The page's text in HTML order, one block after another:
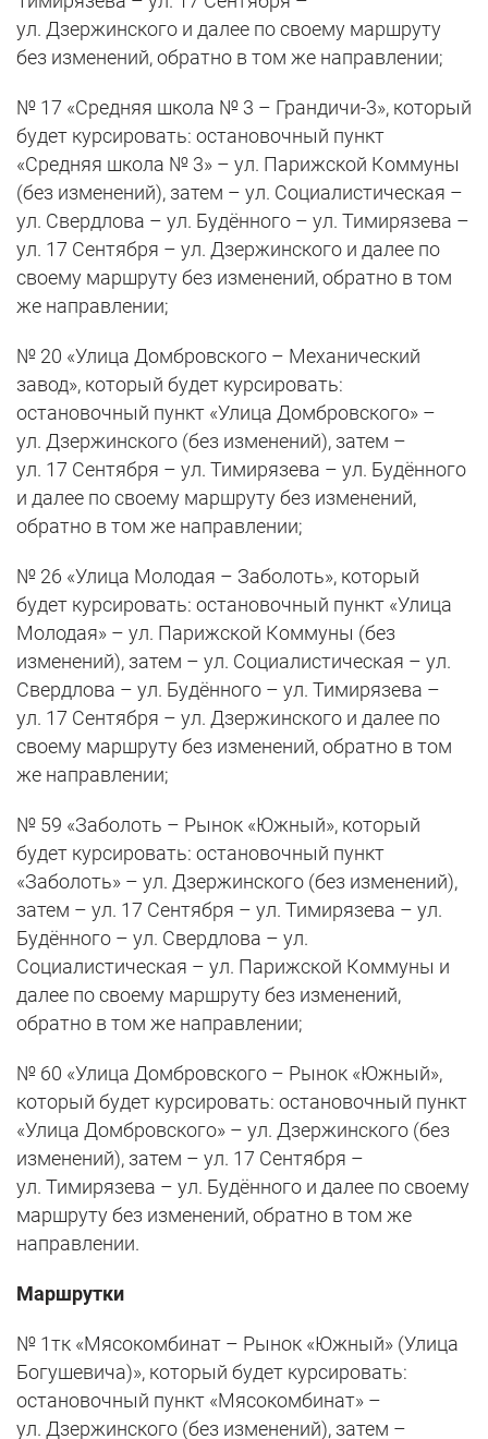
ул. Дзержинского и далее по своему маршруту
без изменений, обратно в том же направлении;
№ 17 «Средняя школа № 3 – Грандичи-3», который
будет курсировать: остановочный пункт
«Средняя школа № 3» – ул. Парижской Коммуны
(без изменений), затем – ул. Социалистическая –
ул. Свердлова – ул. Будённого – ул. Тимирязева –
ул. 17 Сентября – ул. Дзержинского и далее по
своему маршруту без изменений, обратно в том
же направлении;
№ 20 «Улица Домбровского – Механический
завод», который будет курсировать:
остановочный пункт «Улица Домбровского» –
ул. Дзержинского (без изменений), затем –
ул. 17 Сентября – ул. Тимирязева – ул. Будённого
и далее по своему маршруту без изменений,
обратно в том же направлении;
№ 26 «Улица Молодая – Заболоть», который
будет курсировать: остановочный пункт «Улица
Молодая» – ул. Парижской Коммуны (без
изменений), затем – ул. Социалистическая – ул.
Свердлова – ул. Будённого – ул. Тимирязева –
ул. 17 Сентября – ул. Дзержинского и далее по
своему маршруту без изменений, обратно в том
же направлении;
№ 59 «Заболоть – Рынок «Южный», который
будет курсировать: остановочный пункт
«Заболоть» – ул. Дзержинского (без изменений),
затем – ул. 17 Сентября – ул. Тимирязева – ул.
Будённого – ул. Свердлова – ул.
Социалистическая – ул. Парижской Коммуны и
далее по своему маршруту без изменений,
обратно в том же направлении;
№ 60 «Улица Домбровского – Рынок «Южный»,
который будет курсировать: остановочный пункт
«Улица Домбровского» – ул. Дзержинского (без
изменений), затем – ул. 17 Сентября –
ул. Тимирязева – ул. Будённого и далее по своему
маршруту без изменений, обратно в том же
направлении.
Маршрутки
№ 1тк «Мясокомбинат – Рынок «Южный» (Улица
Богушевича)», который будет курсировать:
остановочный пункт «Мясокомбинат» –
ул. Дзержинского (без изменений), затем –